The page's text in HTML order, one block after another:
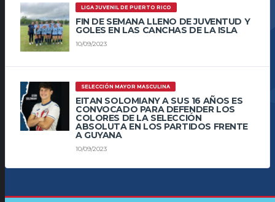
LIGA JUVENIL DE PUERTO RICO
FIN DE SEMANA LLENO DE JUVENTUD Y
GOLES EN LAS CANCHAS DE LA ISLA
10/09/2023
SELECCIÓN MAYOR MASCULINA
EITAN SOLOMIANY A SUS 16 AÑOS ES
CONVOCADO PARA DEFENDER LOS
COLORES DE LA SELECCIÓN
ABSOLUTA EN LOS PARTIDOS FRENTE
A GUYANA
10/09/2023